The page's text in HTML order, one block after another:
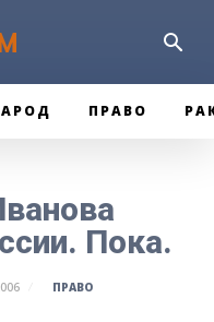
ПРАВО
Пока.
ПРАВО